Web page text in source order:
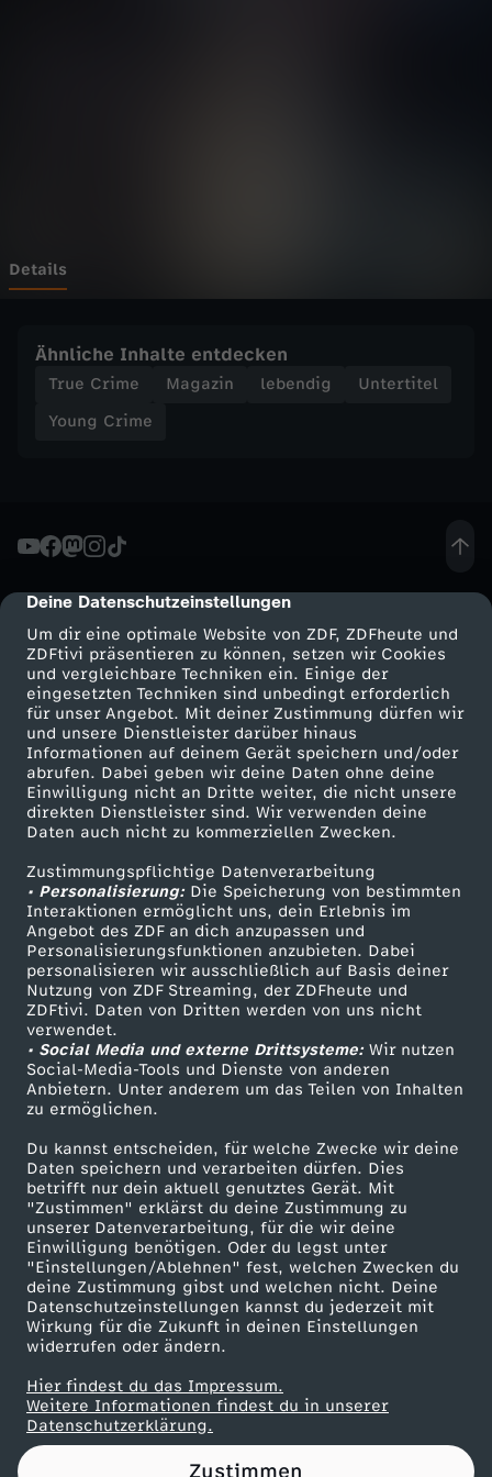
cmp-dialog-description
Deine Datenschutzeinstellungen
Um dir eine optimale Website von ZDF, ZDFheute und
ZDFtivi präsentieren zu können, setzen wir Cookies
und vergleichbare Techniken ein. Einige der
eingesetzten Techniken sind unbedingt erforderlich
für unser Angebot. Mit deiner Zustimmung dürfen wir
und unsere Dienstleister darüber hinaus
Informationen auf deinem Gerät speichern und/oder
abrufen. Dabei geben wir deine Daten ohne deine
Einwilligung nicht an Dritte weiter, die nicht unsere
direkten Dienstleister sind. Wir verwenden deine
Daten auch nicht zu kommerziellen Zwecken.
Zustimmungspflichtige Datenverarbeitung
• Personalisierung:Die Speicherung von bestimmten
Interaktionen ermöglicht uns, dein Erlebnis im
Angebot des ZDF an dich anzupassen und
Personalisierungsfunktionen anzubieten. Dabei
personalisieren wir ausschließlich auf Basis deiner
Nutzung von ZDF Streaming, der ZDFheute und
ZDFtivi. Daten von Dritten werden von uns nicht
verwendet.
• Social Media und externe Drittsysteme:Wir nutzen
Social-Media-Tools und Dienste von anderen
Anbietern. Unter anderem um das Teilen von Inhalten
zu ermöglichen.
Du kannst entscheiden, für welche Zwecke wir deine
Daten speichern und verarbeiten dürfen. Dies
betrifft nur dein aktuell genutztes Gerät. Mit
"Zustimmen" erklärst du deine Zustimmung zu
unserer Datenverarbeitung, für die wir deine
Einwilligung benötigen. Oder du legst unter
"Einstellungen/Ablehnen" fest, welchen Zwecken du
deine Zustimmung gibst und welchen nicht. Deine
Datenschutzeinstellungen kannst du jederzeit mit
Wirkung für die Zukunft in deinen Einstellungen
widerrufen oder ändern.
Hier findest du das Impressum.
Weitere Informationen findest du in unserer
Datenschutzerklärung.
Zustimmen
e
d
o
e
r
S
c
h
l
ä
g
e
!
Details
Ähnliche Inhalte entdecken
True Crime Magazin lebendig
Untertitel
Young Crime
Mehr ZDF
ZDF-Apps
Smart TV
ZDFtext
Livestreams
Sendungen A-Z
TV-Programm
Service
ZDFmitreden
Kontakt zum ZDF
Tickets
Zuschauerservice
Hilfe
ZDF Unternehmen
Karriere
ZDF goes Schule
Werbefernsehen
Mainzelmännchen
Partner